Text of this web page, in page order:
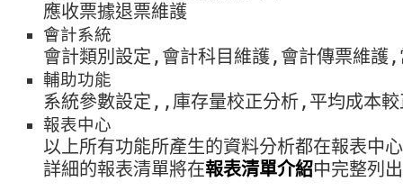
應收票據退票維護
會計系統
會計類別設定,會計科目維護,會計傳票維護,
輔助功能
系統參數設定,,庫存量校正分析,平均成本較
報表中心
以上所有功能所產生的資料分析都在報表中
詳細的報表清單將在報表清單介紹中完整列出